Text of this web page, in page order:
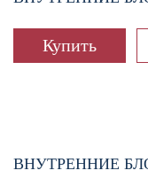
Купить
ВНУТРЕННИЕ